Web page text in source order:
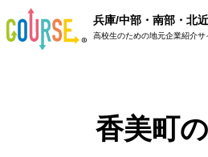
兵庫/中部・南部・北
高校生のための地元企業紹介サ
香美町